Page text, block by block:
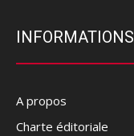
INFORMATIONS
A propos
Charte éditoriale